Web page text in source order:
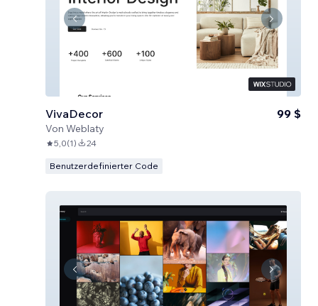
VivaDecor
Von Weblaty
99 $
5,0(1) 24
Benutzerdefinierter Code